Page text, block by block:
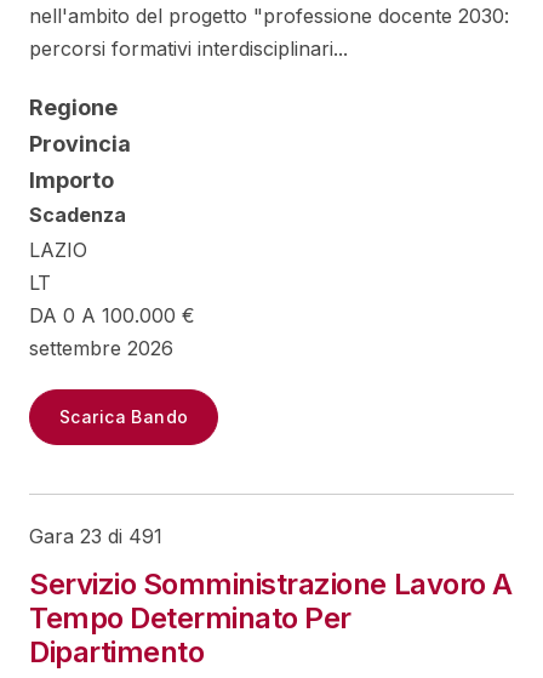
nell'ambito del progetto "professione docente 2030:
percorsi formativi interdisciplinari...
Regione
Provincia
Importo
Scadenza
LAZIO
LT
DA 0 A 100.000 €
settembre 2026
Scarica Bando
Gara 23 di 491
Servizio Somministrazione Lavoro A
Tempo Determinato Per
Dipartimento